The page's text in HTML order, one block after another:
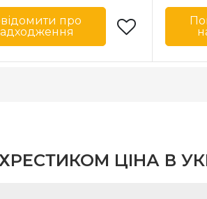
про
Permin
повна
Бренд
ЦІНА В